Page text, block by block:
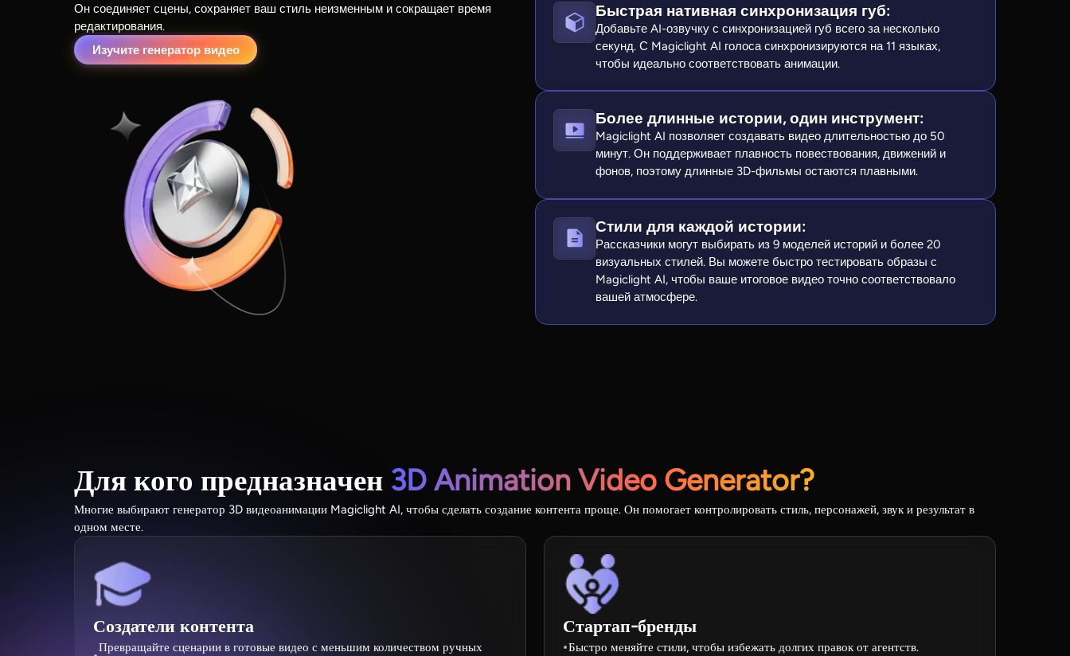
Он соединяет сцены, сохраняет ваш стиль неизменным и сокращает время
редактирования.
Изучите генератор видео
Быстрая нативная синхронизация губ:
Добавьте AI-озвучку с синхронизацией губ всего за несколько
секунд. С Magiclight AI голоса синхронизируются на 11 языках,
чтобы идеально соответствовать анимации.
Более длинные истории, один инструмент:
Magiclight AI позволяет создавать видео длительностью до 50
минут. Он поддерживает плавность повествования, движений и
фонов, поэтому длинные 3D-фильмы остаются плавными.
Стили для каждой истории:
Рассказчики могут выбирать из 9 моделей историй и более 20
визуальных стилей. Вы можете быстро тестировать образы с
Magiclight AI, чтобы ваше итоговое видео точно соответствовало
вашей атмосфере.
Для кого предназначен 3D Animation Video Generator?
Многие выбирают генератор 3D видеоанимации Magiclight AI, чтобы сделать создание контента проще. Он помогает контролировать стиль, персонажей, звук и результат в
одном месте.
Создатели контента
Превращайте сценарии в готовые видео с меньшим количеством ручных
Стартап-бренды
Быстро меняйте стили, чтобы избежать долгих правок от агентств.